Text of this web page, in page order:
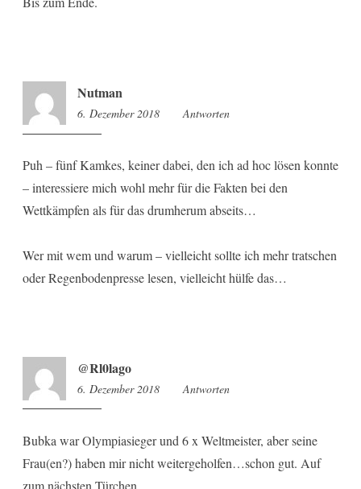
Nutman
6. Dezember 2018 5:58
Antworten
Puh – fünf Kamkes, keiner dabei, den ich ad hoc lösen konnte
– interessiere mich wohl mehr für die Fakten bei den
Wettkämpfen als für das drumherum abseits…
Wer mit wem und warum – vielleicht sollte ich mehr tratschen
oder Regenbodenpresse lesen, vielleicht hülfe das…
@Rl0lago
6. Dezember 2018 7:42
Antworten
Bubka war Olympiasieger und 6 x Weltmeister, aber seine
Frau(en?) haben mir nicht weitergeholfen…schon gut. Auf
zum nächsten Türchen